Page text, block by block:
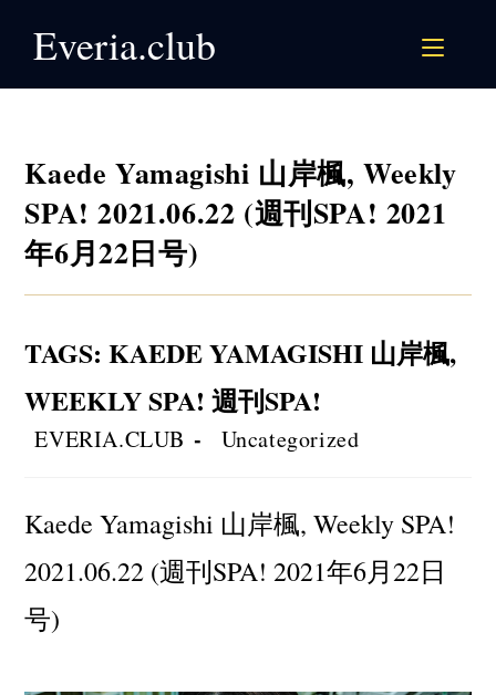
Everia.club
Kaede Yamagishi 山岸楓, Weekly
SPA! 2021.06.22 (週刊SPA! 2021
年6月22日号)
TAGS:KAEDE YAMAGISHI 山岸楓,
WEEKLY SPA! 週刊SPA!
Post
author:
EVERIA.CLUB
Post
category:
Uncategorized
Kaede Yamagishi 山岸楓, Weekly SPA!
2021.06.22 (週刊SPA! 2021年6月22日
号)